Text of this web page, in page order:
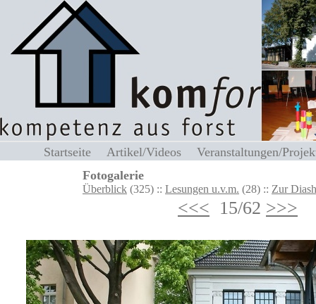
Startseite Artikel/Videos
Veranstaltungen/
Fotogalerie
Überblick (325) :: Lesungen u.v.m. (28) :: Zur
<<< 15/62 >>>